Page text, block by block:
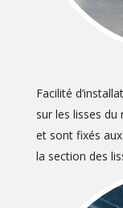
Facilité
sur les lisses du
et sont fixés
la section des